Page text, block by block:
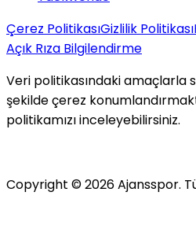
Çerez PolitikasıGizlilik Politikası
Açık Rıza Bilgilendirme
Veri politikasındaki amaçlarla
şekilde çerez
politikamızı inceleyebilirsiniz.
Copyright ©2026Ajansspor.